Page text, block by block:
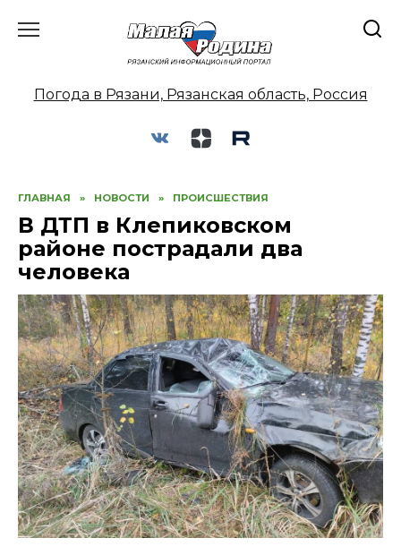
Погода в Рязани, Рязанская область, Россия
ГЛАВНАЯ » НОВОСТИ » ПРОИСШЕСТВИЯ
В ДТП в Клепиковском
районе пострадали два
человека